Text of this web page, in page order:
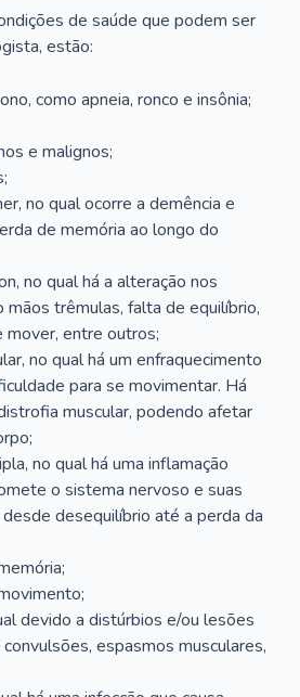
de saúde que podem ser
estão:
como apneia, ronco e insônia;
e malignos;
no qual ocorre a demência e
de memória ao longo do
no qual há a alteração nos
mãos trêmulas, falta de equilíbrio,
mover, entre outros;
no qual há um enfraquecimento
para se movimentar. Há
muscular, podendo afetar
no qual há uma inflamação
o sistema nervoso e suas
desequilíbrio até a perda da
devido a distúrbios e/ou lesões
espasmos musculares,